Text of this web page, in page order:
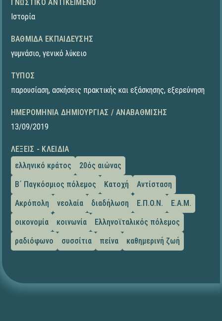
ΓΝΩΣΤΙΚΌ ΑΝΤΙΚΕΊΜΕΝΟ
Ιστορία
ΒΑΘΜΊΔΑ ΕΚΠΑΊΔΕΥΣΗΣ
γυμνάσιο, γενικό λύκειο
ΤΎΠΟΣ
παρουσίαση, ασκήσεις πρακτικής και εξάσκησης, εξερεύνηση
ΗΜΕΡΟΜΗΝΊΑ ΔΗΜΙΟΥΡΓΊΑΣ / ΑΝΑΒΆΘΜΙΣΗΣ
13/09/2019
ΛΈΞΕΙΣ - ΚΛΕΙΔΙΆ
ελληνικό κράτος
20ός αιώνας
Β΄ Παγκόσμιος πόλεμος
Κατοχή
Αντίσταση
Ακρόπολη
νεολαία διαδήλωση Ε.Π.Ο.Ν.
Ε.Α.Μ.
οικονομία
κοινωνία
Ελληνοϊταλικός πόλεμος
ραδιόφωνο
συσσίτια πείνα καθημερινή ζωή